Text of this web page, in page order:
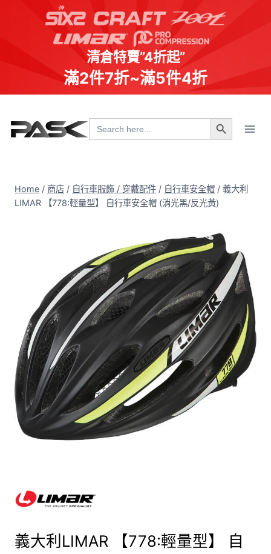
清倉特賣”4折起”
滿2件7折~滿5件4折
content
Search
for:
Search Button
Home / 商店 / 自行車服飾 / 穿戴配件 / 自行車安全帽 / 義大利
LIMAR 【778:輕量型】 自行車安全帽 (消光黑/反光黃)
義大利LIMAR 【778:輕量型】 自